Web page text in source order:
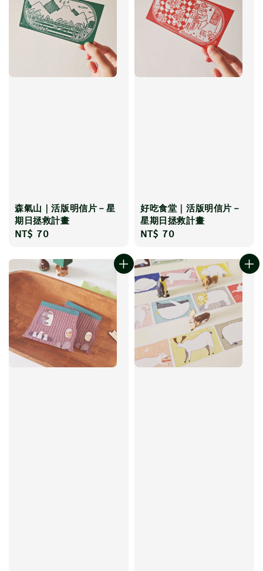
森氣山｜活版明信片－星
期日拯救計畫
Regular
NT$ 70
好吃食堂｜活版明信片－
星期日拯救計畫
Regular
NT$ 70